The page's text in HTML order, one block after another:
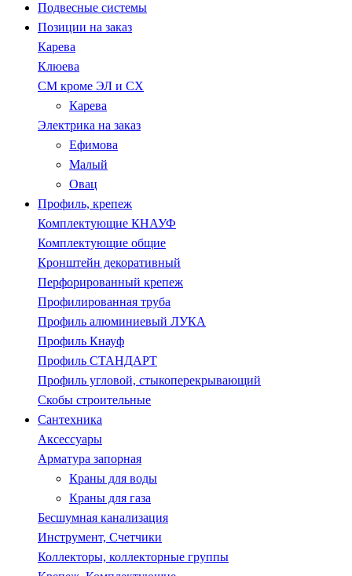
Подвесные системы
Позиции на заказ
Карева
Клюева
СМ кроме ЭЛ и СХ
Карева
Электрика на заказ
Ефимова
Малый
Овац
Профиль, крепеж
Комплектующие КНАУФ
Комплектующие общие
Кронштейн декоративный
Перфорированный крепеж
Профилированная труба
Профиль алюминиевый ЛУКА
Профиль Кнауф
Профиль СТАНДАРТ
Профиль угловой, стыкоперекрывающий
Скобы строительные
Сантехника
Аксессуары
Арматура запорная
Краны для воды
Краны для газа
Бесшумная канализация
Инструмент, Счетчики
Коллекторы, коллекторные группы